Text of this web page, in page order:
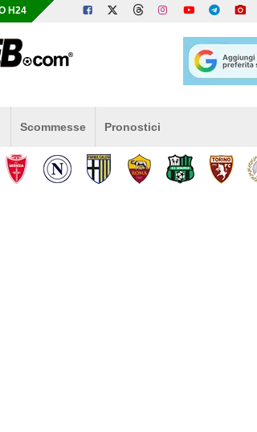
H24
Scommesse Pronostici